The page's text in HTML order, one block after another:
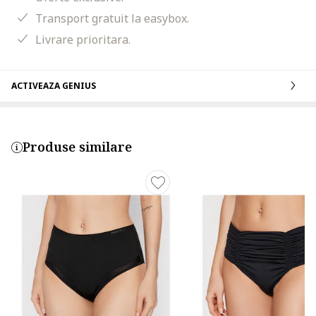
Transport gratuit la easybox.
Livrare prioritara.
ACTIVEAZA GENIUS
Produse similare